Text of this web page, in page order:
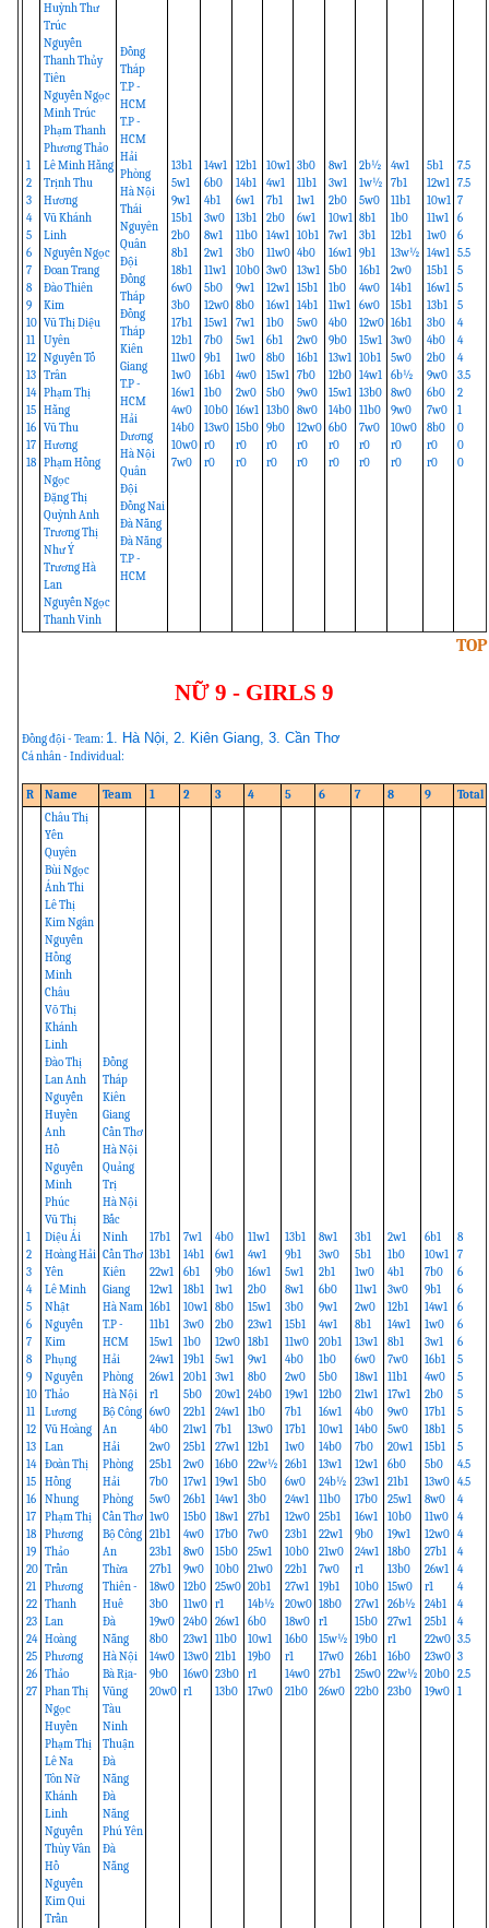
1
2
3
4
5
6
7
8
9
10
11
12
13
14
15
16
17
18
Huỳnh Thư
Trúc
Nguyễn
Thanh Thủy
Tiên
Nguyễn Ngọc
Minh Trúc
Phạm Thanh
Phương Thảo
Lê Minh Hằng
Trịnh Thu
Hương
Vũ Khánh
Linh
Nguyễn Ngọc
Đoan Trang
Đào Thiên
Kim
Vũ Thị Diệu
Uyên
Nguyễn Tố
Trân
Phạm Thị
Hằng
Vũ Thu
Hương
Phạm Hồng
Ngọc
Đặng Thị
Quỳnh Anh
Trương Thị
Như Ý
Trương Hà
Lan
Nguyễn Ngọc
Thanh Vinh
Đồng
Tháp
T.P -
HCM
T.P -
HCM
Hải
Phòng
Hà Nội
Thái
Nguyên
Quân
Đội
Đồng
Tháp
Đồng
Tháp
Kiên
Giang
T.P -
HCM
Hải
Dương
Hà Nội
Quân
Đội
Đồng Nai
Đà Nẵng
Đà Nẵng
T.P -
HCM
13b1
5w1
9w1
15b1
2b0
8b1
18b1
6w0
3b0
17b1
12b1
11w0
1w0
16w1
4w0
14b0
10w0
7w0
14w1
6b0
4b1
3w0
8w1
2w1
11w1
5b0
12w0
15w1
7b0
9b1
16b1
1b0
10b0
13w0
r0
r0
12b1
14b1
6w1
13b1
11b0
3b0
10b0
9w1
8b0
7w1
5w1
1w0
4w0
2w0
16w1
15b0
r0
r0
10w1
4w1
7b1
2b0
14w1
11w0
3w0
12w1
16w1
1b0
6b1
8b0
15w1
5b0
13b0
9b0
r0
r0
3b0
11b1
1w1
6w1
10b1
4b0
13w1
15b1
14b1
5w0
2w0
16b1
7b0
9w0
8w0
12w0
r0
r0
8w1
3w1
2b0
10w1
7w1
16w1
5b0
1b0
11w1
4b0
9b0
13w1
12b0
15w1
14b0
6b0
r0
r0
2b½
1w½
5w0
8b1
3b1
9b1
16b1
4w0
6w0
12w0
15w1
10b1
14w1
13b0
11b0
7w0
r0
r0
4w1
7b1
11b1
1b0
12b1
13w½
2w0
14b1
15b1
16b1
3w0
5w0
6b½
8w0
9w0
10w0
r0
r0
5b1
12w1
10w1
11w1
1w0
14w1
15b1
16w1
13b1
3b0
4b0
2b0
9w0
6b0
7w0
8b0
r0
r0
7.5
7.5
7
6
6
5.5
5
5
5
4
4
4
3.5
2
1
0
0
0
TOP
NỮ 9 - GIRLS 9
Đồng đội - Team: 1. Hà Nội, 2. Kiên Giang, 3. Cần Thơ
Cá nhân - Individual:
R Name Team 1 2 3 4 5 6 7 8 9 Total
1
2
3
4
5
6
7
8
9
10
11
12
13
14
15
16
17
18
19
20
21
22
23
24
25
26
27
Châu Thị
Yến
Quyên
Bùi Ngọc
Ánh Thi
Lê Thị
Kim Ngân
Nguyễn
Hồng
Minh
Châu
Võ Thị
Khánh
Linh
Đào Thị
Lan Anh
Nguyễn
Huyền
Anh
Hồ
Nguyễn
Minh
Phúc
Vũ Thị
Diệu Ái
Hoàng Hải
Yến
Lê Minh
Nhật
Nguyễn
Kim
Phụng
Nguyễn
Thảo
Lương
Vũ Hoàng
Lan
Đoàn Thị
Hồng
Nhung
Phạm Thị
Phương
Thảo
Trần
Phương
Thanh
Lan
Hoàng
Phương
Thảo
Phan Thị
Ngọc
Huyền
Phạm Thị
Lê Na
Tôn Nữ
Khánh
Linh
Nguyễn
Thùy Vân
Hồ
Nguyễn
Kim Qui
Trần
Đồng
Tháp
Kiên
Giang
Cần Thơ
Hà Nội
Quảng
Trị
Hà Nội
Bắc
Ninh
Cần Thơ
Kiên
Giang
Hà Nam
T.P -
HCM
Hải
Phòng
Hà Nội
Bộ Công
An
Hải
Phòng
Hải
Phòng
Cần Thơ
Bộ Công
An
Thừa
Thiên -
Huế
Đà
Nẵng
Hà Nội
Bà Rịa-
Vũng
Tàu
Ninh
Thuận
Đà
Nẵng
Đà
Nẵng
Phú Yên
Đà
Nẵng
17b1
13b1
22w1
12w1
16b1
11b1
15w1
24w1
26w1
r1
6w0
4b0
2w0
25b1
7b0
5w0
1w0
21b1
23b1
27b1
18w0
3b0
19w0
8b0
14w0
9b0
20w0
7w1
14b1
6b1
18b1
10w1
3w0
1b0
19b1
20b1
5b0
22b1
21w1
25b1
2w0
17w1
26b1
15b0
4w0
8w0
9w0
12b0
11w0
24b0
23w1
13w0
16w0
r1
4b0
6w1
9b0
1w1
8b0
2b0
12w0
5w1
3w1
20w1
24w1
7b1
27w1
16b0
19w1
14w1
18w1
17b0
15b0
10b0
25w0
r1
26w1
11b0
21b1
23b0
13b0
11w1
4w1
16w1
2b0
15w1
23w1
18b1
9w1
8b0
24b0
1b0
13w0
12b1
22w½
5b0
3b0
27b1
7w0
25w1
21w0
20b1
14b½
6b0
10w1
19b0
r1
17w0
13b1
9b1
5w1
8w1
3b0
15b1
11w0
4b0
2w0
19w1
7b1
17b1
1w0
26b1
6w0
24w1
12w0
23b1
10b0
22b1
27w1
20w0
18w0
16b0
r1
14w0
21b0
8w1
3w0
2b1
6b0
9w1
4w1
20b1
1b0
5b0
12b0
16w1
10w1
14b0
13w1
24b½
11b0
25b1
22w1
21w0
7w0
19b1
18b0
r1
15w½
17w0
27b1
26w0
3b1
5b1
1w0
11w1
2w0
8b1
13w1
6w0
18w1
21w1
4b0
14b0
7b0
12w1
23w1
17b0
16w1
9b0
24w1
r1
10b0
27w1
15b0
19b0
26b1
25w0
22b0
2w1
1b0
4b1
3w0
12b1
14w1
8b1
7w0
11b1
17w1
9w0
5w0
20w1
6b0
21b1
25w1
10b0
19w1
18b0
13b0
15w0
26b½
27w1
r1
16b0
22w½
23b0
6b1
10w1
7b0
9b1
14w1
1w0
3w1
16b1
4w0
2b0
17b1
18b1
15b1
5b0
13w0
8w0
11w0
12w0
27b1
26w1
r1
24b1
25b1
22w0
23w0
20b0
19w0
8
7
6
6
6
6
6
5
5
5
5
5
5
4.5
4.5
4
4
4
4
4
4
4
4
3.5
3
2.5
1